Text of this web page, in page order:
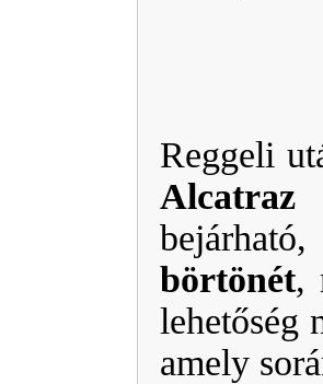
Reggeli
börtönét,
lehetőség
amely